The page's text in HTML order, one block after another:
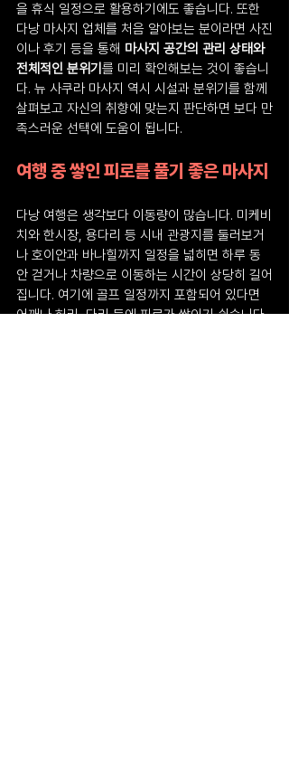
을 휴식 일정으로 활용하기에도 좋습니다. 또한
다낭 마사지 업체를 처음 알아보는 분이라면 사진
이나 후기 등을 통해 마사지 공간의 관리 상태와
전체적인 분위기 를 미리 확인해보는 것이 좋습니
다. 뉴 사쿠라 마사지 역시 시설과 분위기를 함께
살펴보고 자신의 취향에 맞는지 판단하면 보다 만
족스러운 선택에 도움이 됩니다.
여행 중 쌓인 피로를 풀기 좋은 마사지
다낭 여행은 생각보다 이동량이 많습니다. 미케비
치와 한시장, 용다리 등 시내 관광지를 둘러보거
나 호이안과 바나힐까지 일정을 넓히면 하루 동
안 걷거나 차량으로 이동하는 시간이 상당히 길어
집니다. 여기에 골프 일정까지 포함되어 있다면
어깨나 허리, 다리 등에 피로가 쌓이기 쉽습니다.